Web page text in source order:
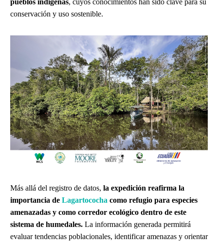
pueblos indígenas, cuyos conocimientos han sido clave para su
conservación y uso sostenible.
Más allá del registro de datos, la expedición reafirma la
importancia de Lagartococha como refugio para especies
amenazadas y como corredor ecológico dentro de este
sistema de humedales. La información generada permitirá
evaluar tendencias poblacionales, identificar amenazas y orientar